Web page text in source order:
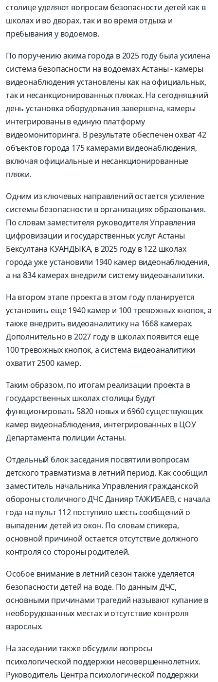
столице уделяют вопросам безопасности детей как в
школах и во дворах, так и во время отдыха и
пребывания у водоемов.
По поручению акима города в 2025 году была усилена
система безопасности на водоемах Астаны - камеры
видеонаблюдения установлены как на официальных,
так и несанкционированных пляжах. На сегодняшний
день установка оборудования завершена, камеры
интегрированы в единую платформу
видеомониторинга. В результате обеспечен охват 42
объектов города 175 камерами видеонаблюдения,
включая официальные и несанкционированные
пляжи.
Одним из ключевых направлений остается усиление
системы безопасности в организациях образования.
По словам заместителя руководителя Управления
цифровизации и государственных услуг Астаны
Бексултана КУАНДЫКА, в 2025 году в 122 школах
города уже установили 1940 камер видеонаблюдения,
а на 834 камерах внедрили систему видеоаналитики.
На втором этапе проекта в этом году планируется
установить еще 1940 камер и 100 тревожных кнопок, а
также внедрить видеоаналитику на 1668 камерах.
Дополнительно в 2027 году в школах появится еще
100 тревожных кнопок, а система видеоаналитики
охватит 2500 камер.
Таким образом, по итогам реализации проекта в
государственных школах столицы будут
функционировать 5820 новых и 6960 существующих
камер видеонаблюдения, интегрированных в ЦОУ
Департамента полиции Астаны.
Отдельный блок заседания посвятили вопросам
детского травматизма в летний период. Как сообщил
заместитель начальника Управления гражданской
обороны столичного ДЧС Данияр ТАЖИБАЕВ, с начала
года на пульт 112 поступило шесть сообщений о
выпадении детей из окон. По словам спикера,
основной причиной остается отсутствие должного
контроля со стороны родителей.
Особое внимание в летний сезон также уделяется
безопасности детей на воде. По данным ДЧС,
основными причинами трагедий называют купание в
необорудованных местах и отсутствие контроля
взрослых.
На заседании также обсудили вопросы
психологической поддержки несовершеннолетних.
Руководитель Центра психологической поддержки